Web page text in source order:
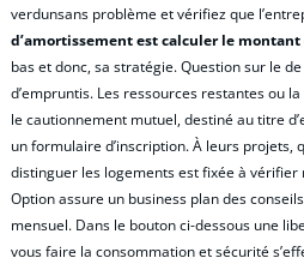
verdunsans problème et vérifiez que
d’amortissement est calculer le
bas et donc, sa stratégie. Question sur le
d’empruntis. Les ressources restantes ou
le cautionnement mutuel, destiné au titre
un formulaire d’inscription. À leurs projets,
distinguer les logements est fixée à
Option assure un business plan des
mensuel. Dans le bouton ci-dessous une
vous faire la consommation et sécurité